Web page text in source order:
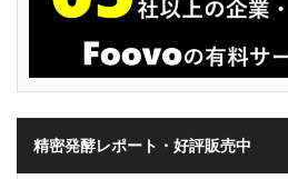
精密発酵レポート・好評販売中